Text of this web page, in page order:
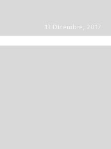
13 Dicembre, 2017
13 Dicembre, 2017